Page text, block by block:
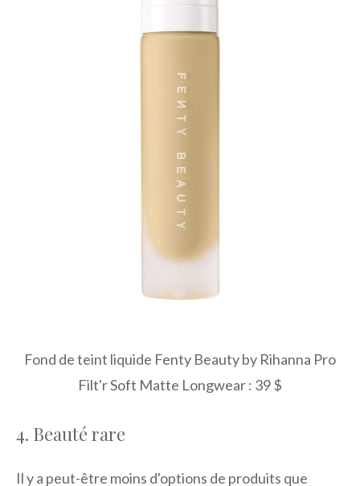
Fond de teint liquide Fenty Beauty by Rihanna Pro
Filt'r Soft Matte Longwear : 39 $
4. Beauté rare
Il y a peut-être moins d'options de produits que